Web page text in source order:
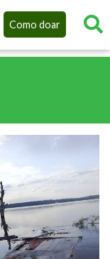
Como doar